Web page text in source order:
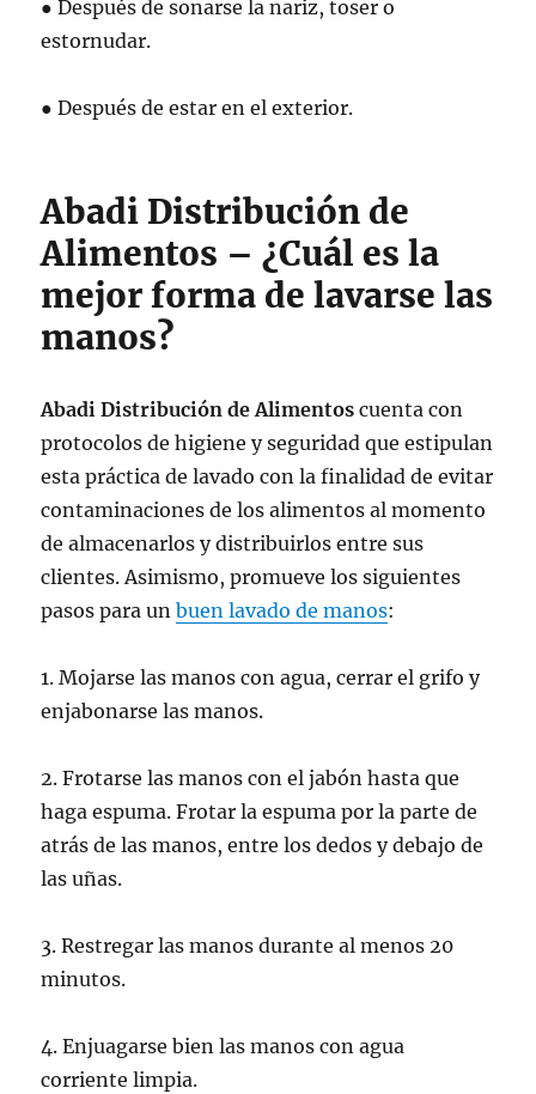
● Después de sonarse la nariz, toser o
estornudar.
● Después de estar en el exterior.
Abadi Distribución de
Alimentos – ¿Cuál es la
mejor forma de lavarse las
manos?
Abadi Distribución de Alimentos cuenta con
protocolos de higiene y seguridad que estipulan
esta práctica de lavado con la finalidad de evitar
contaminaciones de los alimentos al momento
de almacenarlos y distribuirlos entre sus
clientes. Asimismo, promueve los siguientes
pasos para unbuen lavado de manos:
1. Mojarse las manos con agua, cerrar el grifo y
enjabonarse las manos.
2. Frotarse las manos con el jabón hasta que
haga espuma. Frotar la espuma por la parte de
atrás de las manos, entre los dedos y debajo de
las uñas.
3. Restregar las manos durante al menos 20
minutos.
4. Enjuagarse bien las manos con agua
corriente limpia.